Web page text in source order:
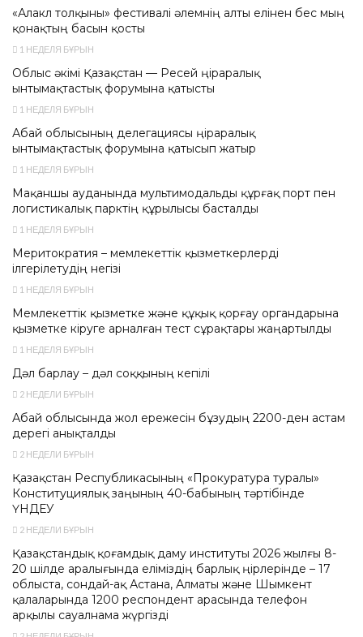
«Алакөл толқыны» фестивалі әлемнің алты елінен бес мың
қонақтың басын қосты
1 НЕДЕЛЯ БҰРЫН
Облыс әкімі Қазақстан — Ресей өңіраралық
ынтымақтастық форумына қатысты
1 НЕДЕЛЯ БҰРЫН
Абай облысының делегациясы өңіраралық
ынтымақтастық форумына қатысып жатыр
1 НЕДЕЛЯ БҰРЫН
Мақаншы ауданында мультимодальды құрғақ порт пен
логистикалық парктің құрылысы басталды
1 НЕДЕЛЯ БҰРЫН
Меритократия – мемлекеттік қызметкерлерді
ілгерілетудің негізі
1 НЕДЕЛЯ БҰРЫН
Мемлекеттік қызметке және құқық қорғау органдарына
қызметке кіруге арналған тест сұрақтары жаңартылды
1 НЕДЕЛЯ БҰРЫН
Дәл барлау – дәл соққының кепілі
2 НЕДЕЛИ БҰРЫН
Абай облысында жол ережесін бұзудың 2200-ден астам
дерегі анықталды
2 НЕДЕЛИ БҰРЫН
Қазақстан Республикасының «Прокуратура туралы»
Конституциялық заңының 40-бабының тәртібінде
ҮНДЕУ
2 НЕДЕЛИ БҰРЫН
Қазақстандық қоғамдық даму институты 2026 жылғы 8-
20 шілде аралығында еліміздің барлық өңірлерінде – 17
облыста, сондай-ақ Астана, Алматы және Шымкент
қалаларында 1200 респондент арасында телефон
арқылы сауалнама жүргізді